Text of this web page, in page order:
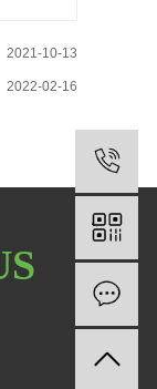
2021-10-13
2022-02-16